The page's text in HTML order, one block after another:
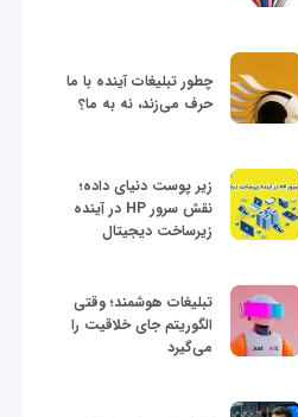
چطور تبلیغات آینده با ما
حرف می‌زند، نه به ما؟
زیر پوست دنیای داده؛
نقش سرور HP در آینده
زیرساخت دیجیتال
تبلیغات هوشمند؛ وقتی
الگوریتم جای خلاقیت را
می‌گیرد